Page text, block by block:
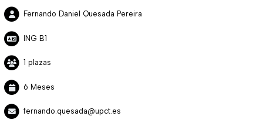
Fernando Daniel Quesada Pereira
ING B1
1 plazas
6 Meses
fernando.quesada@upct.es